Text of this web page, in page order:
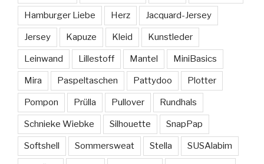
Hamburger Liebe Herz Jacquard-Jersey
Jersey Kapuze Kleid Kunstleder
Leinwand Lillestoff Mantel MiniBasics
Mira Paspeltaschen Pattydoo Plotter
Pompon Prülla Pullover Rundhals
Schnieke Wiebke Silhouette SnapPap
Softshell Sommersweat Stella SUSAlabim